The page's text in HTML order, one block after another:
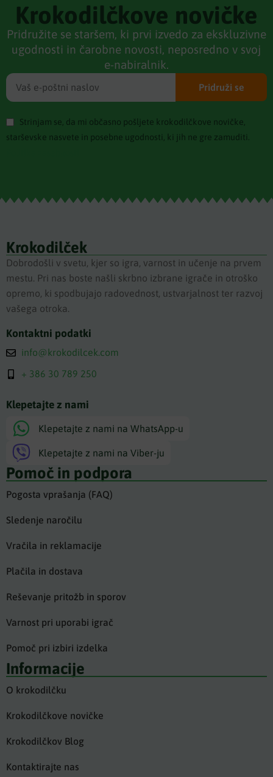
Krokodilčkove novičke
Pridružite se staršem, ki prvi izvedo za ekskluzivne
ugodnosti in čarobne novosti, neposredno v svoj
e-nabiralnik.
Strinjam se, da mi občasno pošljete krokodilčkove novičke,
starševske nasvete in posebne ugodnosti, ki jih ne gre zamuditi.
Pridruži se
Krokodilček
Dobrodošli v svetu, kjer so igra, varnost in učenje na prvem
mestu. Pri nas boste našli skrbno izbrane igrače in otroško
opremo, ki spodbujajo radovednost, ustvarjalnost ter razvoj
vašega otroka.
Kontaktni podatki
info@krokodilcek.com
+ 386 30 789 250
Klepetajte z nami
Klepetajte z nami na WhatsApp-u
Klepetajte z nami na Viber-ju
Pomoč in podpora
Pogosta vprašanja (FAQ)
Sledenje naročilu
Vračila in reklamacije
Plačila in dostava
Reševanje pritožb in sporov
Varnost pri uporabi igrač
Pomoč pri izbiri izdelka
Informacije
O krokodilčku
Krokodilčkove novičke
Krokodilčkov Blog
Kontaktirajte nas